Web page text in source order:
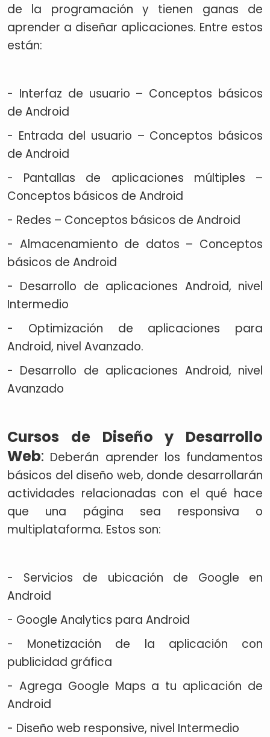
de la programación y tienen ganas de
aprender a diseñar aplicaciones. Entre estos
están:
- Interfaz de usuario – Conceptos básicos
de Android
- Entrada del usuario – Conceptos básicos
de Android
- Pantallas de aplicaciones múltiples –
Conceptos básicos de Android
- Redes – Conceptos básicos de Android
- Almacenamiento de datos – Conceptos
básicos de Android
- Desarrollo de aplicaciones Android, nivel
Intermedio
- Optimización de aplicaciones para
Android, nivel Avanzado.
- Desarrollo de aplicaciones Android, nivel
Avanzado
Cursos de Diseño y Desarrollo
Web: Deberán aprender los fundamentos
básicos del diseño web, donde desarrollarán
actividades relacionadas con el qué hace
que una página sea responsiva o
multiplataforma. Estos son:
- Servicios de ubicación de Google en
Android
- Google Analytics para Android
- Monetización de la aplicación con
publicidad gráfica
- Agrega Google Maps a tu aplicación de
Android
- Diseño web responsive, nivel Intermedio